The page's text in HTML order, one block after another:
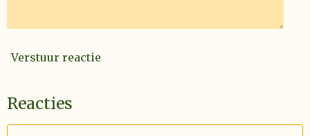
Verstuur reactie
Reacties